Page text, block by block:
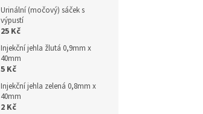
Urinální (močový) sáček s
výpustí
25 Kč
Injekční jehla žlutá 0,9mm x
40mm
5 Kč
Injekční jehla zelená 0,8mm x
40mm
2 Kč